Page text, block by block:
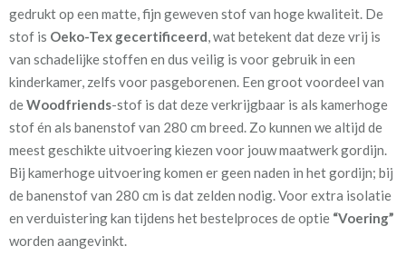
Een gevoerde versie helpt om in de winter de kou buiten te
houden en in de zomer de warmte te weren. In de slaapkamer
zorgt dit bovendien voor een stillere, comfortabelere
slaapomgeving. De voering voorkomt ook verkleuring door
zonlicht en geeft het gordijn een mooi aanzicht aan de
buitenzijde. Kindergordijnen biedt drie soorten voering: kwart
verduisterend lichtdoorlatend katoensatijn, half verduisterend
en volledig verduisterend. Wil je de stof eerst zien en voelen
gedrukt op een matte, fijn geweven stof van hoge kwaliteit. De
stof is Oeko-Tex gecertificeerd, wat betekent dat deze vrij is
van schadelijke stoffen en dus veilig is voor gebruik in een
kinderkamer, zelfs voor pasgeborenen. Een groot voordeel van
deWoodfriends-stof is dat deze verkrijgbaar is als kamerhoge
stof én als banenstof van 280 cm breed. Zo kunnen we altijd de
meest geschikte uitvoering kiezen voor jouw maatwerk gordijn.
Bij kamerhoge uitvoering komen er geen naden in het gordijn; bij
de banenstof van 280 cm is dat zelden nodig. Voor extra isolatie
en verduistering kan tijdens het bestelproces de optie “Voering”
worden aangevinkt.